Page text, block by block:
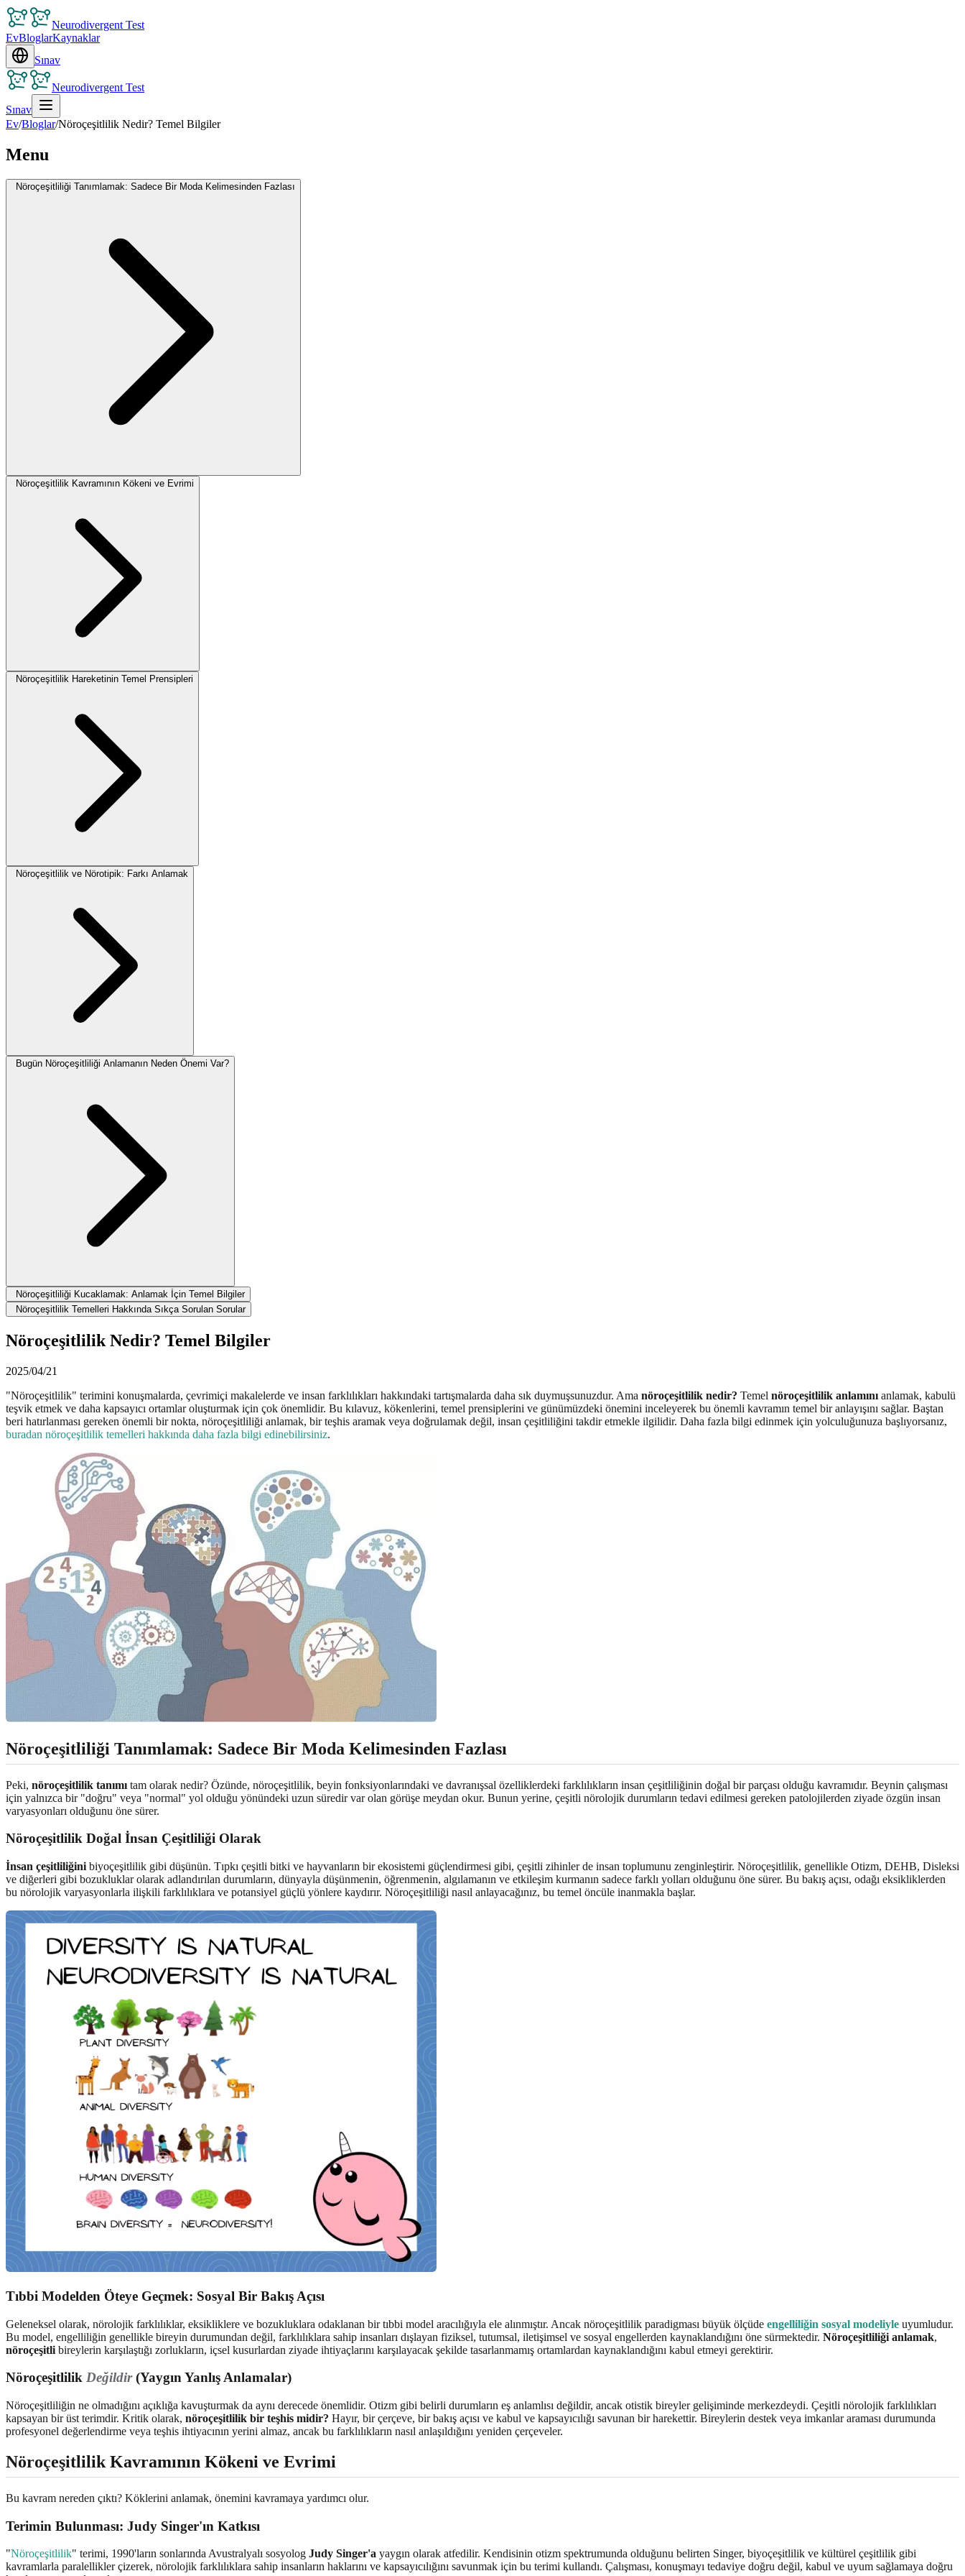
Neurodivergent Test
EvBloglarKaynaklar
Sınav
Neurodivergent Test
Sınav
Ev/Bloglar/Nöroçeşitlilik Nedir? Temel Bilgiler
Menu
Nöroçeşitliliği Tanımlamak: Sadece Bir Moda Kelimesinden Fazlası
Nöroçeşitlilik Kavramının Kökeni ve Evrimi
Nöroçeşitlilik Hareketinin Temel Prensipleri
Nöroçeşitlilik ve Nörotipik: Farkı Anlamak
Bugün Nöroçeşitliliği Anlamanın Neden Önemi Var?
Nöroçeşitliliği Kucaklamak: Anlamak İçin Temel Bilgiler
Nöroçeşitlilik Temelleri Hakkında Sıkça Sorulan Sorular
Nöroçeşitlilik Nedir? Temel Bilgiler
2025/04/21
"Nöroçeşitlilik" terimini konuşmalarda, çevrimiçi makalelerde ve insan farklılıkları hakkındaki tartışmalarda daha sık duymuşsunuzdur. Ama nöroçeşitlilik nedir? Temel nöroçeşitlilik anlamını anlamak, kabulü
teşvik etmek ve daha kapsayıcı ortamlar oluşturmak için çok önemlidir. Bu kılavuz, kökenlerini, temel prensiplerini ve günümüzdeki önemini inceleyerek bu önemli kavramın temel bir anlayışını sağlar. Baştan
beri hatırlanması gereken önemli bir nokta, nöroçeşitliliği anlamak, bir teşhis aramak veya doğrulamak değil, insan çeşitliliğini takdir etmekle ilgilidir. Daha fazla bilgi edinmek için yolculuğunuza başlıyorsanız,
buradan nöroçeşitlilik temelleri hakkında daha fazla bilgi edinebilirsiniz.
Nöroçeşitliliği Tanımlamak: Sadece Bir Moda Kelimesinden Fazlası
Peki, nöroçeşitlilik tanımı tam olarak nedir? Özünde, nöroçeşitlilik, beyin fonksiyonlarındaki ve davranışsal özelliklerdeki farklılıkların insan çeşitliliğinin doğal bir parçası olduğu kavramıdır. Beynin çalışması
için yalnızca bir "doğru" veya "normal" yol olduğu yönündeki uzun süredir var olan görüşe meydan okur. Bunun yerine, çeşitli nörolojik durumların tedavi edilmesi gereken patolojilerden ziyade özgün insan
varyasyonları olduğunu öne sürer.
Nöroçeşitlilik Doğal İnsan Çeşitliliği Olarak
İnsan çeşitliliğini biyoçeşitlilik gibi düşünün. Tıpkı çeşitli bitki ve hayvanların bir ekosistemi güçlendirmesi gibi, çeşitli zihinler de insan toplumunu zenginleştirir. Nöroçeşitlilik, genellikle Otizm, DEHB, Disleksi
ve diğerleri gibi bozukluklar olarak adlandırılan durumların, dünyayla düşünmenin, öğrenmenin, algılamanın ve etkileşim kurmanın sadece farklı yolları olduğunu öne sürer. Bu bakış açısı, odağı eksikliklerden
bu nörolojik varyasyonlarla ilişkili farklılıklara ve potansiyel güçlü yönlere kaydırır. Nöroçeşitliliği nasıl anlayacağınız, bu temel öncüle inanmakla başlar.
Tıbbi Modelden Öteye Geçmek: Sosyal Bir Bakış Açısı
Geleneksel olarak, nörolojik farklılıklar, eksikliklere ve bozukluklara odaklanan bir tıbbi model aracılığıyla ele alınmıştır. Ancak nöroçeşitlilik paradigması büyük ölçüde engelliliğin sosyal modeliyle uyumludur.
Bu model, engelliliğin genellikle bireyin durumundan değil, farklılıklara sahip insanları dışlayan fiziksel, tutumsal, iletişimsel ve sosyal engellerden kaynaklandığını öne sürmektedir. Nöroçeşitliliği anlamak,
nöroçeşitli bireylerin karşılaştığı zorlukların, içsel kusurlardan ziyade ihtiyaçlarını karşılayacak şekilde tasarlanmamış ortamlardan kaynaklandığını kabul etmeyi gerektirir.
Nöroçeşitlilik Değildir(Yaygın Yanlış Anlamalar)
Nöroçeşitliliğin ne olmadığını açıklığa kavuşturmak da aynı derecede önemlidir. Otizm gibi belirli durumların eş anlamlısı değildir, ancak otistik bireyler gelişiminde merkezdeydi. Çeşitli nörolojik farklılıkları
kapsayan bir üst terimdir. Kritik olarak, nöroçeşitlilik bir teşhis midir? Hayır, bir çerçeve, bir bakış açısı ve kabul ve kapsayıcılığı savunan bir harekettir. Bireylerin destek veya imkanlar araması durumunda
profesyonel değerlendirme veya teşhis ihtiyacının yerini almaz, ancak bu farklılıkların nasıl anlaşıldığını yeniden çerçeveler.
Nöroçeşitlilik Kavramının Kökeni ve Evrimi
Bu kavram nereden çıktı? Köklerini anlamak, önemini kavramaya yardımcı olur.
Terimin Bulunması: Judy Singer'ın Katkısı
"Nöroçeşitlilik" terimi, 1990'ların sonlarında Avustralyalı sosyolog Judy Singer'a yaygın olarak atfedilir. Kendisinin otizm spektrumunda olduğunu belirten Singer, biyoçeşitlilik ve kültürel çeşitlilik gibi
kavramlarla paralellikler çizerek, nörolojik farklılıklara sahip insanların haklarını ve kapsayıcılığını savunmak için bu terimi kullandı. Çalışması, konuşmayı tedaviye doğru değil, kabul ve uyum sağlamaya doğru